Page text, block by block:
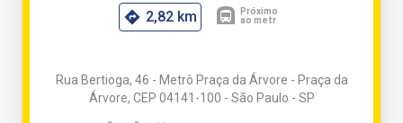
2,82 km
Rua Bertioga, 46 - Metrô Praça da Árvore - Praça da
Árvore, CEP 04141-100 - São Paulo - SP